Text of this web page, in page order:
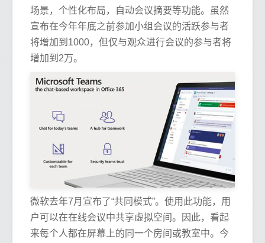
场景，个性化布局，自动会议摘要等功能。虽然
宣布在今年年底之前参加小组会议的活跃参与者
将增加到1000，但仅与观众进行会议的参与者将
增加到2万。
微软去年7月宣布了“共同模式”。使用此功能，用
户可以在在线会议中共享虚拟空间。因此，看起
来每个人都在屏幕上的同一个房间或教室中。今